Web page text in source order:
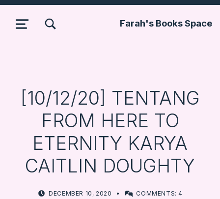
Farah's Books Space
MENU
[10/12/20] TENTANG
FROM HERE TO
ETERNITY KARYA
CAITLIN DOUGHTY
POSTED ON:
DECEMBER 10, 2020 WRITTEN BY:
FARBOOKSVENTURE
COMMENTS: 4